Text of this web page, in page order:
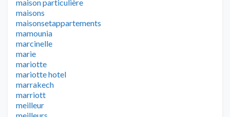
maison particulière
maisons
maisonsetappartements
mamounia
marcinelle
marie
mariotte
mariotte hotel
marrakech
marriott
meilleur